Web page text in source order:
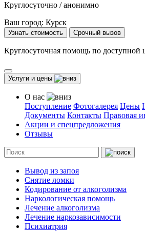
Круглосуточно / анонимно
Ваш город: Курск
Узнать стоимость Срочный вызов
Круглосуточная помощь по доступной
Услуги и цены
О нас
Поступление Фотогалерея Цены
Документы Контакты Правовая
Акции и спецпредложения
Отзывы
Вывод из запоя
Снятие ломки
Кодирование от алкоголизма
Наркологическая помощь
Лечение алкоголизма
Лечение наркозависимости
Психиатрия